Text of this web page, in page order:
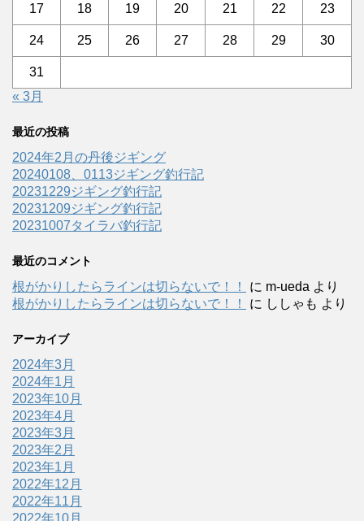
17 18 19 20 21 22 23
24 25 26 27 28 29 30
31
« 3月
最近の投稿
2024年2月の丹後ジギング
20240108、0113ジギング釣行記
20231229ジギング釣行記
20231209ジギング釣行記
20231007タイラバ釣行記
最近のコメント
根がかりしたらラインは切らないで！！ に m-ueda より
根がかりしたらラインは切らないで！！
に ししゃも より
アーカイブ
2024年3月
2024年1月
2023年10月
2023年4月
2023年3月
2023年2月
2023年1月
2022年12月
2022年11月
2022年10月